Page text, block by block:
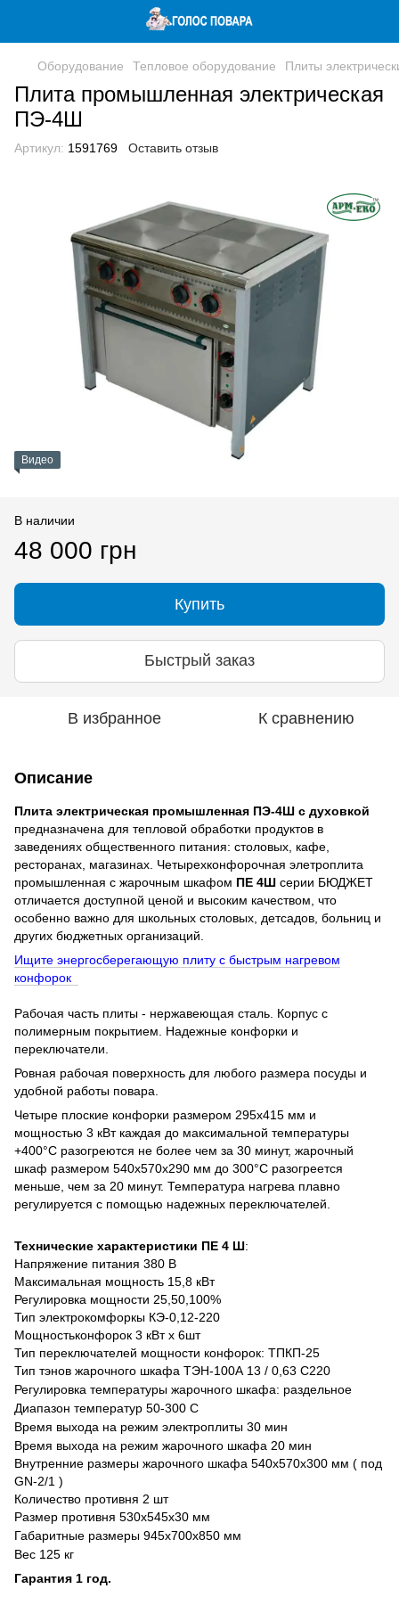
Оборудование Тепловое оборудование Плиты
Плита промышленная электрическая
ПЭ-4Ш
Артикул: 1591769 Оставить отзыв
Видео
В наличии
48 000 грн
Купить
Быстрый заказ
В избранное К сравнению
Описание
Плита электрическая промышленная ПЭ-4Ш с духовкой
предназначена для тепловой обработки продуктов в
заведениях общественного питания: столовых, кафе,
ресторанах, магазинах. Четырехконфорочная элетроплита
промышленная с жарочным шкафом ПЕ 4Ш серии БЮДЖЕТ
отличается доступной ценой и высоким качеством, что
особенно важно для школьных столовых, детсадов, больниц и
других бюджетных организаций.
Ищите энергосберегающую плиту с быстрым нагревом
конфорок
Рабочая часть плиты - нержавеющая сталь. Корпус с
полимерным покрытием. Надежные конфорки и
переключатели.
Ровная рабочая поверхность для любого размера посуды и
удобной работы повара.
Четыре плоские конфорки размером 295х415 мм и
мощностью 3 кВт каждая до максимальной температуры
+400°C разогреются не более чем за 30 минут, жарочный
шкаф размером 540х570х290 мм до 300°C разогреется
меньше, чем за 20 минут. Температура нагрева плавно
регулируется с помощью надежных переключателей.
Технические характеристики ПЕ 4 Ш:
Напряжение питания 380 В
Максимальная мощность 15,8 кВт
Регулировка мощности 25,50,100%
Тип электрокомфоркы КЭ-0,12-220
Мощностьконфорок 3 кВт х 6шт
Тип переключателей мощности конфорок: ТПКП-25
Тип тэнов жарочного шкафа ТЭН-100А 13 / 0,63 С220
Регулировка температуры жарочного шкафа: раздельное
Диапазон температур 50-300 С
Время выхода на режим электроплиты 30 мин
Время выхода на режим жарочного шкафа 20 мин
Внутренние размеры жарочного шкафа 540х570х300 мм ( под
GN-2/1 )
Количество противня 2 шт
Размер противня 530х545х30 мм
Габаритные размеры 945х700х850 мм
Вес 125 кг
Гарантия 1 год.